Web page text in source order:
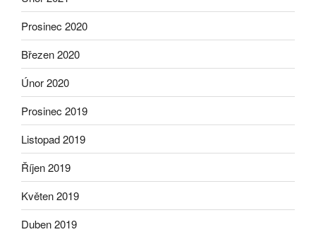
Prosinec 2020
Březen 2020
Únor 2020
Prosinec 2019
Listopad 2019
Říjen 2019
Květen 2019
Duben 2019